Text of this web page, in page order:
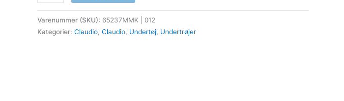
Varenummer (SKU): 65237MMK | 012
Kategorier: Claudio, Claudio, Undertøj, Undertrøjer